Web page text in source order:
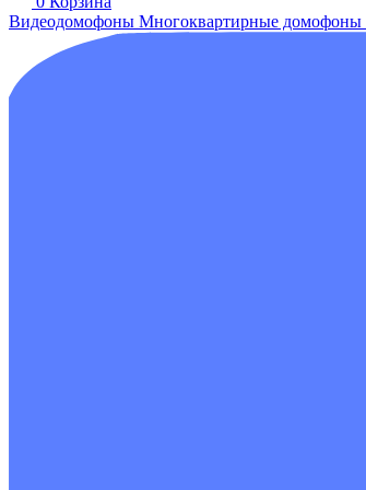
Видеодомофоны Многоквартирные домофоны